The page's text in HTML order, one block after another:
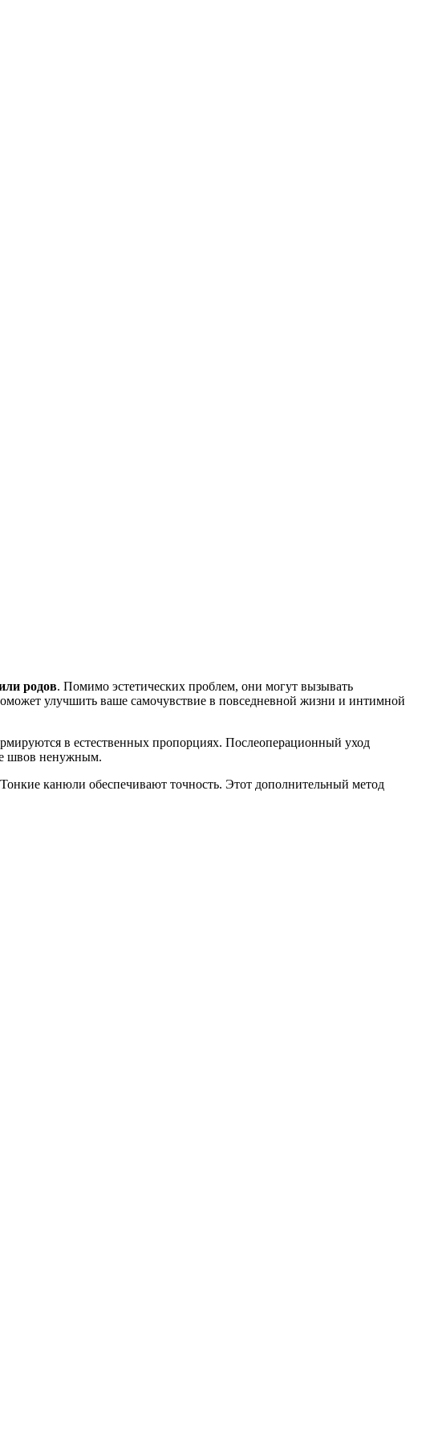
родов. Помимо эстетических проблем, они могут вызывать
улучшить ваше самочувствие в повседневной жизни и интимной
в естественных пропорциях. Послеоперационный уход
швов ненужным.
канюли обеспечивают точность. Этот дополнительный метод